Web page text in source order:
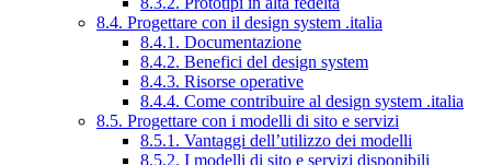
8.4. Progettare con il design system .italia
8.4.1. Documentazione
8.4.2. Benefici del design system
8.4.3. Risorse operative
8.4.4. Come contribuire al design system .italia
8.5. Progettare con i modelli di sito e servizi
8.5.1. Vantaggi dell’utilizzo dei modelli
8.5.2. I modelli di sito e servizi disponibili